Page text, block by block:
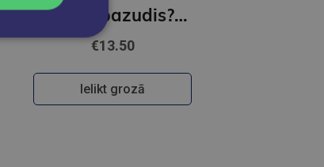
CD Kas pazudis? Kas uzradies?
€13.50
Ielikt grozā